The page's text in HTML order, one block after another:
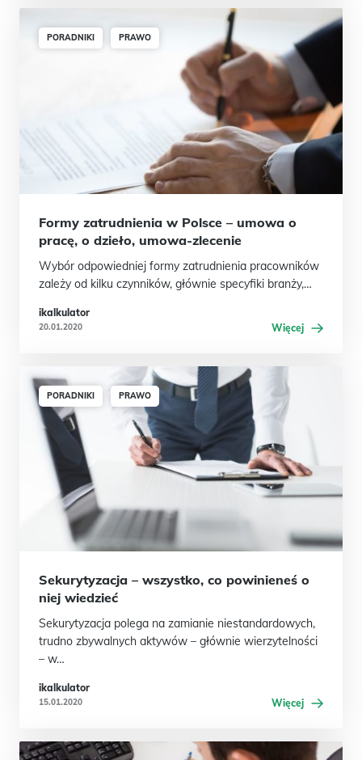
PORADNIKI PRAWO
Formy zatrudnienia w Polsce – umowa o
pracę, o dzieło, umowa-zlecenie
Wybór odpowiedniej formy zatrudnienia pracowników
zależy od kilku czynników, głównie specyfiki branży,…
ikalkulator
20.01.2020 Więcej
PORADNIKI PRAWO
Sekurytyzacja – wszystko, co powinieneś o
niej wiedzieć
Sekurytyzacja polega na zamianie niestandardowych,
trudno zbywalnych aktywów – głównie wierzytelności
– w…
ikalkulator
15.01.2020 Więcej